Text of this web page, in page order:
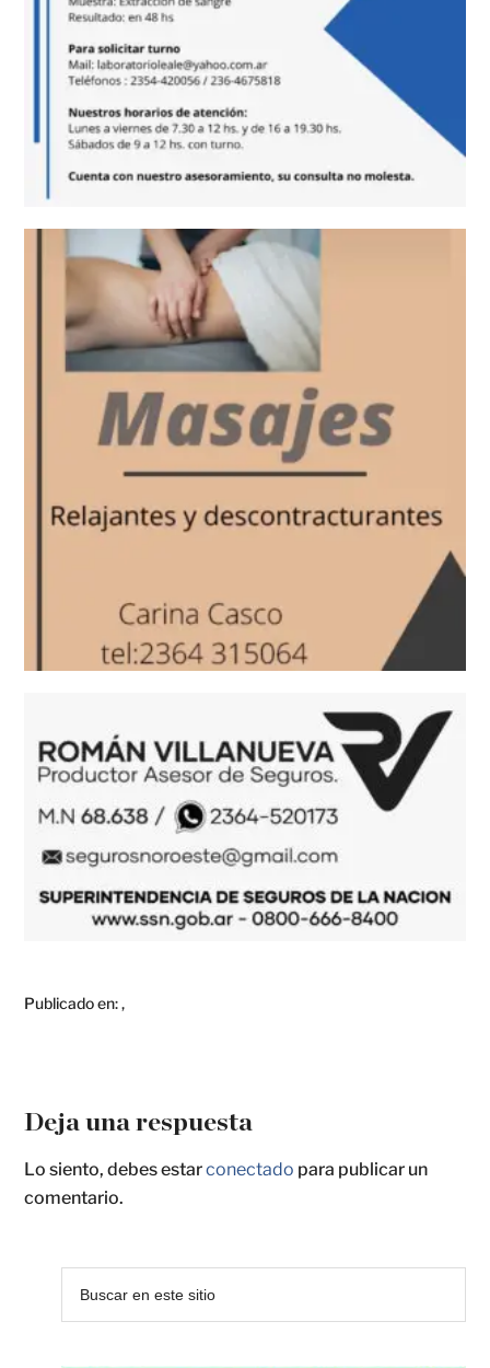
Publicado en:,
Deja una respuesta
Lo siento, debes estarconectado para publicar un
comentario.